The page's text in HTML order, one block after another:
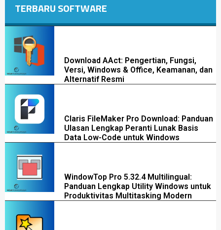
TERBARU SOFTWARE
Download AAct: Pengertian, Fungsi,
Versi, Windows & Office, Keamanan, dan
Alternatif Resmi
Claris FileMaker Pro Download: Panduan
Ulasan Lengkap Peranti Lunak Basis
Data Low-Code untuk Windows
WindowTop Pro 5.32.4 Multilingual:
Panduan Lengkap Utility Windows untuk
Produktivitas Multitasking Modern